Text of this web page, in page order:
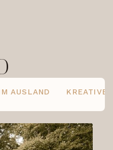
AUSLAND KREATIVES